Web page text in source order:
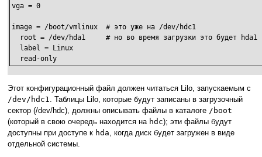
vga = 0
image = /boot/vmlinux  # это уже на /dev/hdc1
  root = /dev/hda1     # но во время загрузки это будет hda1
  label = Linux
  read-only
Этот конфигурационный файл должен читаться Lilo, запускаемым с
/dev/hdc1
. Таблицы Lilo, которые будут записаны в загрузочный
сектор (/dev/hdc), должны описывать файлы в каталоге /boot
(который в свою очередь находится на hdc); эти файлы будут
доступны при доступе к hda , когда диск будет загружен в виде
отдельной системы.